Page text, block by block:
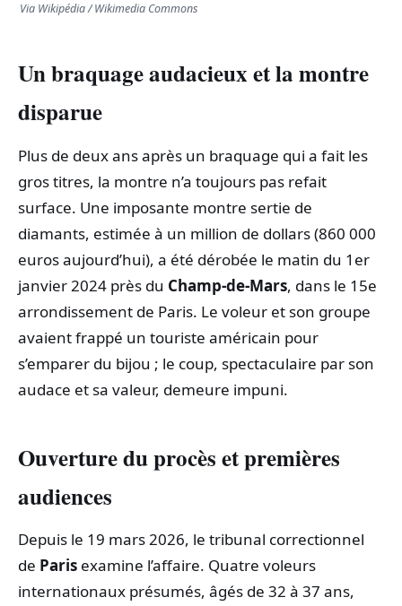
Via Wikipédia / Wikimedia Commons
Un braquage audacieux et la montre
disparue
Plus de deux ans après un braquage qui a fait les
gros titres, la montre n’a toujours pas refait
surface. Une imposante montre sertie de
diamants, estimée à un million de dollars (860 000
euros aujourd’hui), a été dérobée le matin du 1er
janvier 2024 près du Champ-de-Mars, dans le 15e
arrondissement de Paris. Le voleur et son groupe
avaient frappé un touriste américain pour
s’emparer du bijou ; le coup, spectaculaire par son
audace et sa valeur, demeure impuni.
Ouverture du procès et premières
audiences
Depuis le 19 mars 2026, le tribunal correctionnel
de Paris examine l’affaire. Quatre voleurs
internationaux présumés, âgés de 32 à 37 ans,